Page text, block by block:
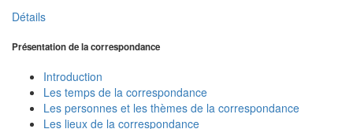
Détails
Présentation de la correspondance
Introduction
Les temps de la correspondance
Les personnes et les thèmes de la correspondance
Les lieux de la correspondance